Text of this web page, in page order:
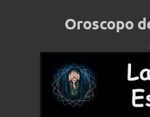
Oroscopo